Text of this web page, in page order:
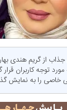
از گریم هندی
توجه کاربران
خاصی را به نمایش